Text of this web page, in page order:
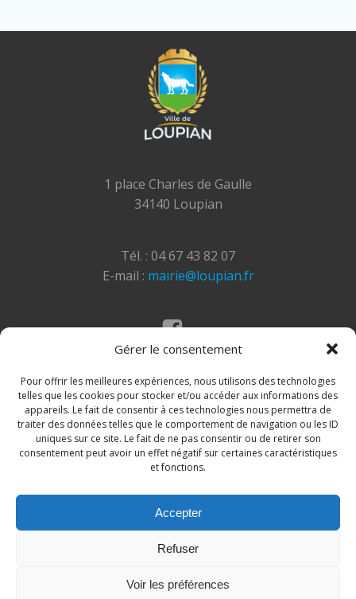
Gérer le consentement
Pour offrir les meilleures expériences, nous utilisons des technologies
telles que les cookies pour stocker et/ou accéder aux informations des
appareils. Le fait de consentir à ces technologies nous permettra de
traiter des données telles que le comportement de navigation ou les ID
uniques sur ce site. Le fait de ne pas consentir ou de retirer son
consentement peut avoir un effet négatif sur certaines caractéristiques
et fonctions.
Accepter
Refuser
Voir les préférences
1 place Charles de Gaulle
34140 Loupian
Tél. : 04 67 43 82 07
E-mail : mairie@loupian.fr
© 2026 Site de la commune de Loupian. Un service
proposé parComm'un Site